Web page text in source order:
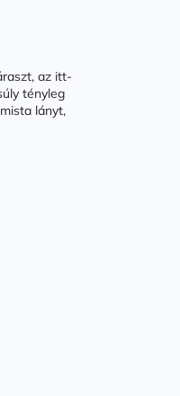
az itt-
tényleg
lányt,